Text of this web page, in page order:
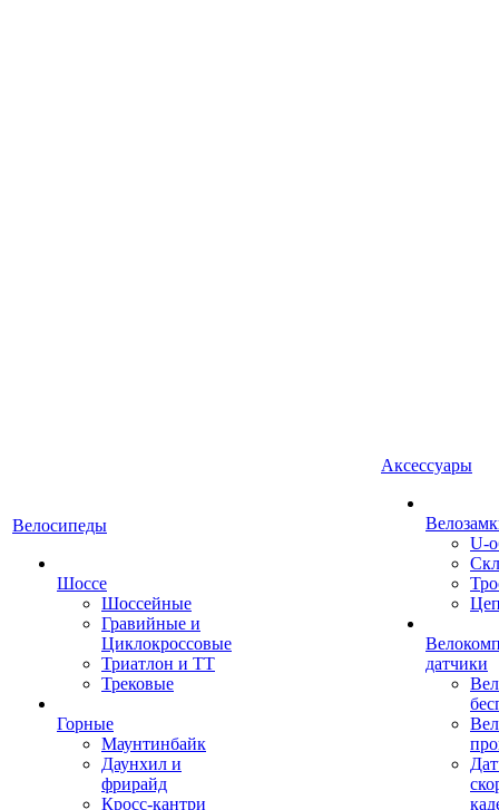
Велосипеды
Шоссе
Шоссейные
Гравийные и
Циклокроссовые
Триатлон и ТТ
Трековые
Горные
Маунтинбайк
Даунхил и
фрирайд
Кросс-кантри
Аксессуары
U-
датчики